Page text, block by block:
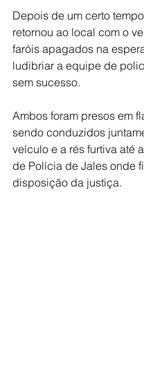
Depois de um certo
retornou ao local com o
faróis apagados na
ludibriar a equipe de
sem sucesso.
Ambos foram presos em
sendo conduzidos
veículo e a rés furtiva até
de Polícia de Jales onde
disposição da justiça.